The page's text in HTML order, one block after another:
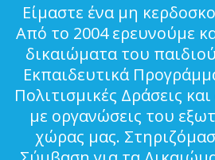
Είμαστε ένα μη
Από το 2004 ερευνούμε
δικαιώματα του
Εκπαιδευτικά
Πολιτισμικές Δράσεις
με οργανώσεις του
χώρας μας.